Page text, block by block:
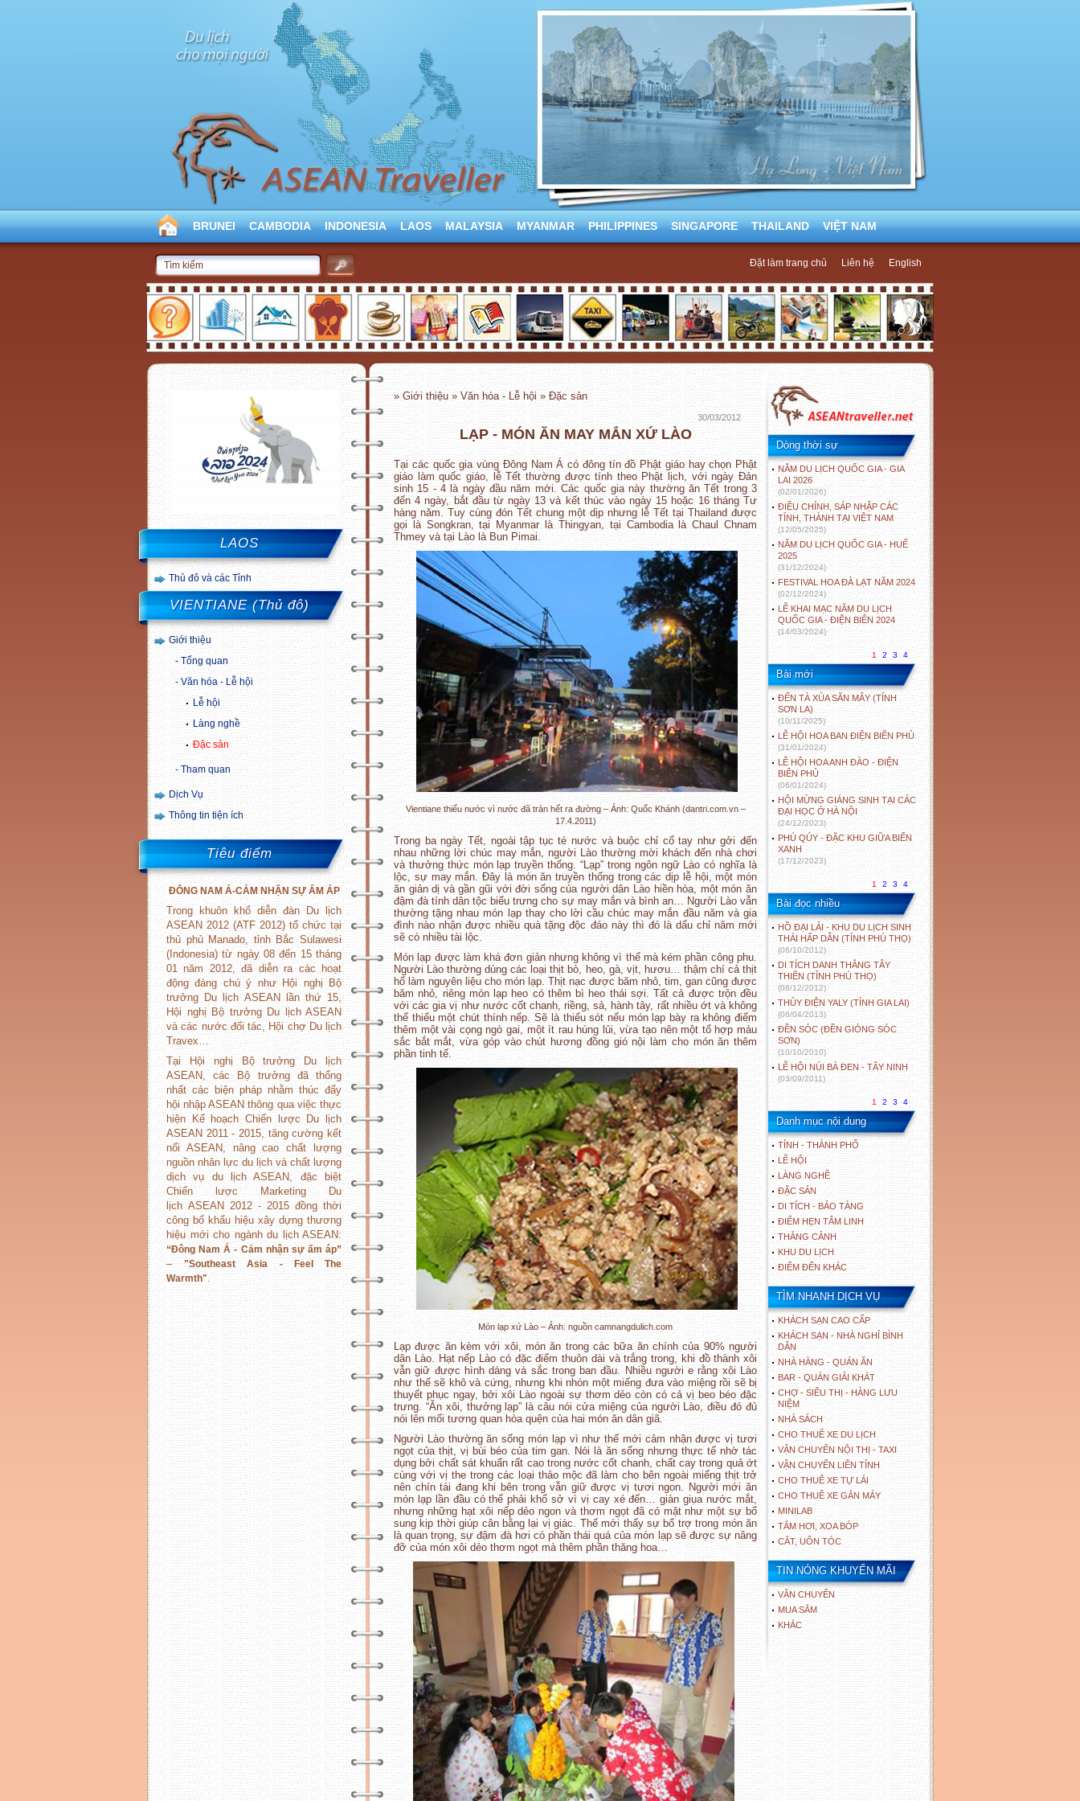
BRUNEI CAMBODIA INDONESIA LAOS MALAYSIA MYANMAR PHILIPPINES SINGAPORE THAILAND VIỆT NAM
Đặt làm trang chủ Liên hệ English
LAOS
Thủ đô và các Tỉnh
VIENTIANE (Thủ đô)
Giới thiệu
Tổng quan
Văn hóa - Lễ hội
Lễ hội
Làng nghề
Đặc sản
Tham quan
Dịch Vụ
Thông tin tiện ích
Tiêu điểm
ĐÔNG NAM Á-CẢM NHẬN SỰ ẤM ÁP
Trong khuôn khổ diễn đàn Du lịch
ASEAN 2012 (ATF 2012) tổ chức tại
thủ phủ Manado, tỉnh Bắc Sulawesi
(Indonesia) từ ngày 08 đến 15 tháng
01 năm 2012, đã diễn ra các hoạt
động đáng chú ý như Hội nghị Bộ
trưởng Du lịch ASEAN lần thứ 15,
Hội nghị Bộ trưởng Du lịch ASEAN
và các nước đối tác, Hội chợ Du lịch
Travex…
Tại Hội nghị Bộ trưởng Du lịch
ASEAN, các Bộ trưởng đã thống
nhất các biện pháp nhằm thúc đẩy
hội nhập ASEAN thông qua việc thực
hiện Kế hoạch Chiến lược Du lịch
ASEAN 2011 - 2015, tăng cường kết
nối ASEAN, nâng cao chất lượng
nguồn nhân lực du lịch và chất lượng
dịch vụ du lịch ASEAN, đặc biệt
Chiến lược Marketing Du
lịch ASEAN 2012 - 2015 đồng thời
công bố khẩu hiệu xây dựng thương
hiệu mới cho ngành du lịch ASEAN:
“Đông Nam Á - Cảm nhận sự ấm áp”
–"Southeast Asia - Feel The
Warmth".
» Giới thiệu » Văn hóa - Lễ hội » Đặc sản
30/03/2012
LẠP - MÓN ĂN MAY MẮN XỨ LÀO
Tại các quốc gia vùng Đông Nam Á có đông tín đồ Phật giáo hay chọn Phật
giáo làm quốc giáo, lễ Tết thường được tính theo Phật lịch, với ngày Đản
sinh 15 - 4 là ngày đầu năm mới. Các quốc gia này thường ăn Tết trong 3
đến 4 ngày, bắt đầu từ ngày 13 và kết thúc vào ngày 15 hoặc 16 tháng Tư
hàng năm. Tuy cùng đón Tết chung một dịp nhưng lễ Tết tại Thailand được
gọi là Songkran, tại Myanmar là Thingyan, tại Cambodia là Chaul Chnam
Thmey và tại Lào là Bun Pimai.
Vientiane thiếu nước vì nước đã tràn hết ra đường – Ảnh: Quốc Khánh (dantri.com.vn –
17.4.2011)
Trong ba ngày Tết, ngoài tập tục té nước và buộc chỉ cổ tay như gởi đến
nhau những lời chúc may mắn, người Lào thường mời khách đến nhà chơi
và thưởng thức món lạp truyền thống. “Lạp” trong ngôn ngữ Lào có nghĩa là
lộc, sự may mắn. Đây là món ăn truyền thống trong các dịp lễ hội, một món
ăn giản dị và gần gũi với đời sống của người dân Lào hiền hòa, một món ăn
đậm đà tính dân tộc biểu trưng cho sự may mắn và bình an… Người Lào vẫn
thường tặng nhau món lạp thay cho lời cầu chúc may mắn đầu năm và gia
đình nào nhận được nhiều quà tặng độc đáo này thì đó là dấu chỉ năm mới
sẽ có nhiều tài lộc.
Món lạp được làm khá đơn giản nhưng không vì thế mà kém phần công phu.
Người Lào thường dùng các loại thịt bò, heo, gà, vịt, hươu… thậm chí cả thịt
hổ làm nguyên liệu cho món lạp. Thịt nạc được băm nhỏ, tim, gan cũng được
băm nhỏ, riêng món lạp heo có thêm bì heo thái sợi. Tất cả được trộn đều
với các gia vị như nước cốt chanh, riềng, sả, hành tây, rất nhiều ớt và không
thể thiếu một chút thính nếp. Sẽ là thiếu sót nếu món lạp bày ra không điểm
thêm một vài cọng ngò gai, một ít rau húng lủi, vừa tạo nên một tổ hợp màu
sắc bắt mắt, vừa góp vào chút hương đồng gió nội làm cho món ăn thêm
phần tinh tế.
Món lạp xứ Lào – Ảnh: nguồn camnangdulich.com
Lạp được ăn kèm với xôi, món ăn trong các bữa ăn chính của 90% người
dân Lào. Hạt nếp Lào có đặc điểm thuôn dài và trắng trong, khi đồ thành xôi
vẫn giữ được hình dáng và sắc trong ban đầu. Nhiều người e rằng xôi Lào
như thế sẽ khô và cứng, nhưng khi nhón một miếng đưa vào miệng rồi sẽ bị
thuyết phục ngay, bởi xôi Lào ngoài sự thơm dẻo còn có cả vị beo béo đặc
trưng. “Ăn xôi, thưởng lạp” là câu nói cửa miệng của người Lào, điều đó đủ
nói lên mối tương quan hòa quện của hai món ăn dân giã.
Người Lào thường ăn sống món lạp vì như thế mới cảm nhận được vị tươi
ngọt của thịt, vị bùi béo của tim gan. Nói là ăn sống nhưng thực tế nhờ tác
dụng bởi chất sát khuẩn rất cao trong nước cốt chanh, chất cay trong quả ớt
cùng với vị the trong các loại thảo mộc đã làm cho bên ngoài miếng thịt trở
nên chín tái đang khi bên trong vẫn giữ được vị tươi ngon. Người mới ăn
món lạp lần đầu có thể phải khổ sở vì vị cay xé đến… giàn giụa nước mắt,
nhưng những hạt xôi nếp dẻo ngon và thơm ngọt đã có mặt như một sự bổ
sung kịp thời giúp cân bằng lại vị giác. Thế mới thấy sự bổ trợ trong món ăn
là quan trọng, sự đậm đà hơi có phần thái quá của món lạp sẽ được sự nâng
đỡ của món xôi dẻo thơm ngọt mà thêm phần thăng hoa…
Dòng thời sự
NĂM DU LỊCH QUỐC GIA - GIA
LAI 2026
(02/01/2026)
ĐIỀU CHỈNH, SÁP NHẬP CÁC
TỈNH, THÀNH TẠI VIỆT NAM
(12/05/2025)
NĂM DU LỊCH QUỐC GIA - HUẾ
2025
(31/12/2024)
FESTIVAL HOA ĐÀ LẠT NĂM 2024
(02/12/2024)
LỄ KHAI MẠC NĂM DU LỊCH
QUỐC GIA - ĐIỆN BIÊN 2024
(14/03/2024)
1 2 3 4
Bài mới
ĐẾN TÀ XÙA SĂN MÂY (TỈNH
SƠN LA)
(10/11/2025)
LỄ HỘI HOA BAN ĐIỆN BIÊN PHỦ
(31/01/2024)
LỄ HỘI HOA ANH ĐÀO - ĐIỆN
BIÊN PHỦ
(06/01/2024)
HỘI MỪNG GIÁNG SINH TẠI CÁC
ĐẠI HỌC Ở HÀ NỘI
(24/12/2023)
PHÚ QÚY - ĐẶC KHU GIỮA BIỂN
XANH
(17/12/2023)
1 2 3 4
Bài đọc nhiều
HỒ ĐẠI LẢI - KHU DU LỊCH SINH
THÁI HẤP DẪN (TỈNH PHÚ THỌ)
(06/10/2012)
DI TÍCH DANH THẮNG TÂY
THIÊN (TỈNH PHÚ THỌ)
(08/12/2012)
THỦY ĐIỆN YALY (TỈNH GIA LAI)
(06/04/2013)
ĐỀN SÓC (ĐỀN GIÓNG SÓC
SƠN)
(10/10/2010)
LỄ HỘI NÚI BÀ ĐEN - TÂY NINH
(03/09/2011)
1 2 3 4
Danh mục nội dung
TỈNH - THÀNH PHỐ
LỄ HỘI
LÀNG NGHỀ
ĐẶC SẢN
DI TÍCH - BẢO TÀNG
ĐIỂM HẸN TÂM LINH
THẮNG CẢNH
KHU DU LỊCH
ĐIỂM ĐẾN KHÁC
TÌM NHANH DỊCH VỤ
KHÁCH SẠN CAO CẤP
KHÁCH SẠN - NHÀ NGHỈ BÌNH
DÂN
NHÀ HÀNG - QUÁN ĂN
BAR - QUÁN GIẢI KHÁT
CHỢ - SIÊU THỊ - HÀNG LƯU
NIỆM
NHÀ SÁCH
CHO THUÊ XE DU LỊCH
VẬN CHUYỂN NỘI THỊ - TAXI
VẬN CHUYỂN LIÊN TỈNH
CHO THUÊ XE TỰ LÁI
CHO THUÊ XE GẮN MÁY
MINILAB
TẮM HƠI, XOA BÓP
CẮT, UỐN TÓC
TIN NÓNG KHUYẾN MÃI
VẬN CHUYỂN
MUA SẮM
KHÁC